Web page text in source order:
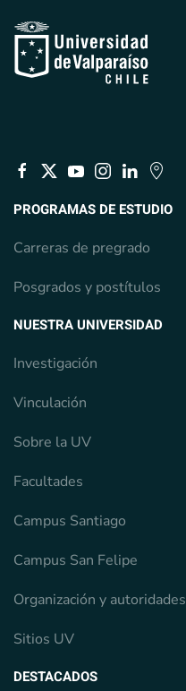
PROGRAMAS DE ESTUDIO
Carreras de pregrado
Posgrados y postítulos
NUESTRA UNIVERSIDAD
Investigación
Vinculación
Sobre la UV
Facultades
Campus Santiago
Campus San Felipe
Organización y autoridades
Sitios UV
DESTACADOS